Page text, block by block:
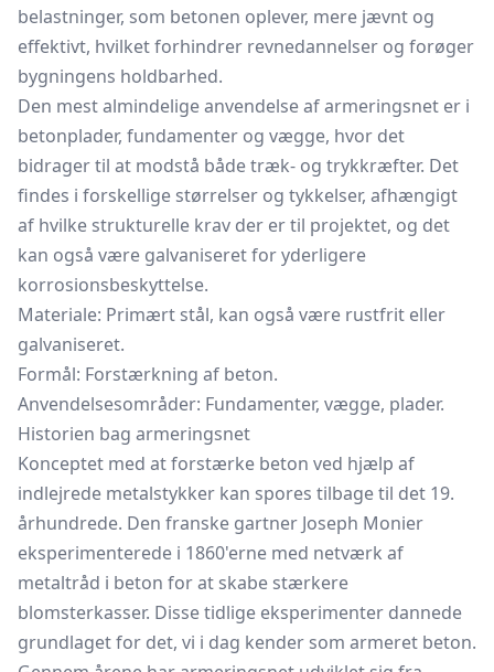
belastninger, som betonen oplever, mere jævnt og
effektivt, hvilket forhindrer revnedannelser og forøger
bygningens holdbarhed.
Den mest almindelige anvendelse af armeringsnet er i
betonplader, fundamenter og vægge, hvor det
bidrager til at modstå både træk- og trykkræfter. Det
findes i forskellige størrelser og tykkelser, afhængigt
af hvilke strukturelle krav der er til projektet, og det
kan også være galvaniseret for yderligere
korrosionsbeskyttelse.
Materiale: Primært stål, kan også være rustfrit eller
galvaniseret.
Formål: Forstærkning af beton.
Anvendelsesområder: Fundamenter, vægge, plader.
Historien bag armeringsnet
Konceptet med at forstærke beton ved hjælp af
indlejrede metalstykker kan spores tilbage til det 19.
århundrede. Den franske gartner Joseph Monier
eksperimenterede i 1860'erne med netværk af
metaltråd i beton for at skabe stærkere
blomsterkasser. Disse tidlige eksperimenter dannede
grundlaget for det, vi i dag kender som armeret beton.